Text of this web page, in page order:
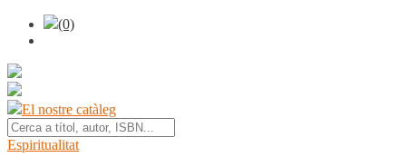
(0)
El nostre catàleg
Espiritualitat